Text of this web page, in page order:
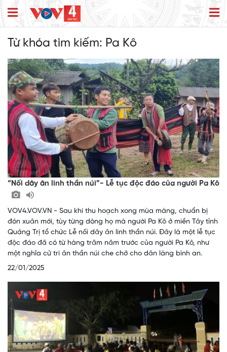
Từ khóa tìm kiếm: Pa Kô
“Nối dây ân linh thần núi”- Lễ tục độc đáo của người Pa Kô
VOV4.VOV.VN - Sau khi thu hoạch xong mùa màng, chuẩn bị
đón xuân mới, tùy từng dòng họ mà người Pa Kô ở miền Tây tỉnh
Quảng Trị tổ chức Lễ nối dây ân linh thần núi. Đây là một lễ tục
độc đáo đã có từ hàng trăm năm trước của người Pa Kô, như
một nghĩa cử tri ân thần núi che chở cho dân làng bình an.
22/01/2025